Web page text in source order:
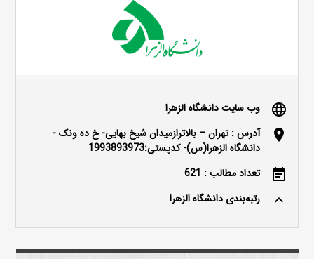
language وب سایت دانشگاه الزهرا
location_on
آدرس : تهران – بالاترازمیدان شیخ بهایی- خ ده ونک -
دانشگاه الزهرا(س)- کدپستی:1993893973
event_note تعداد مطالب : 621
keyboard_arrow_up رتبه‌بندی دانشگاه الزهرا